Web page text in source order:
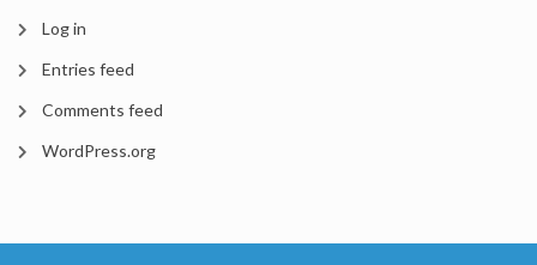
Log in
Entries feed
Comments feed
WordPress.org